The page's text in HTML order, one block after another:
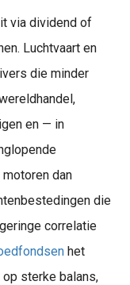
via dividend of
Luchtvaart en
die minder
en — in
dan
die
correlatie
het
sterke balans,